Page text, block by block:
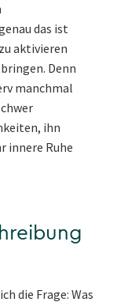
das ist
aktivieren
Denn
manchmal
ihn
innere Ruhe
die Frage: Was